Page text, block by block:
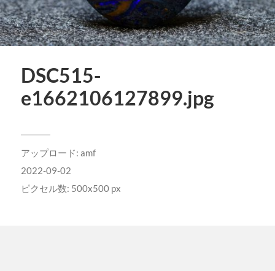
DSC515-
e1662106127899.jpg
アップロード: amf
2022-09-02
ピクセル数: 500x500 px